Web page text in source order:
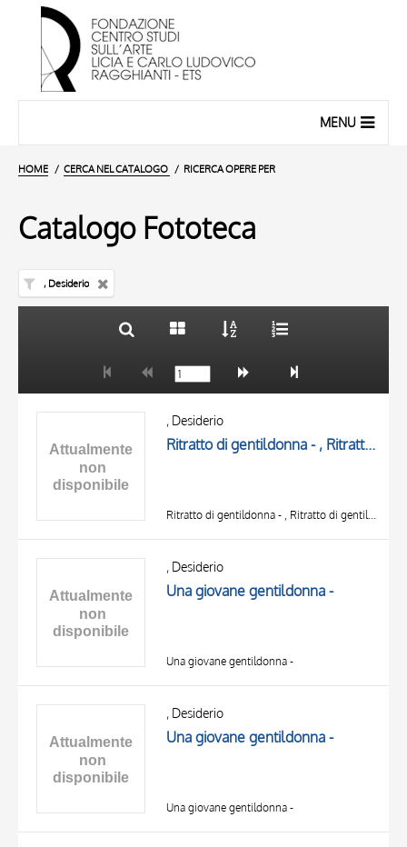
MENU
HOME CERCA NEL CATALOGO RICERCA OPERE PER
Catalogo Fototeca
, Desiderio
AUTORE
LOCALIZZAZIONE
, Desiderio
Ritratto di gentildonna - , Ritratto di gentildonna -
Ritratto di gentildonna - , Ritratto di gentildonna -
, Desiderio
Una giovane gentildonna -
Una giovane gentildonna -
, Desiderio
Una giovane gentildonna -
Una giovane gentildonna -